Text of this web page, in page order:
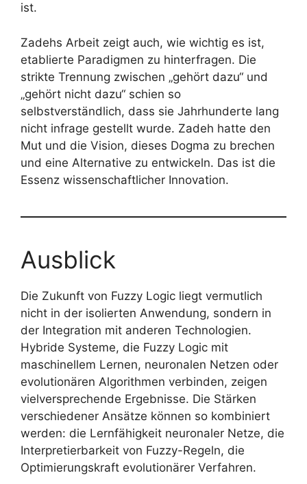
ist.
Zadehs Arbeit zeigt auch, wie wichtig es ist,
etablierte Paradigmen zu hinterfragen. Die
strikte Trennung zwischen „gehört dazu“ und
„gehört nicht dazu“ schien so
selbstverständlich, dass sie Jahrhunderte lang
nicht infrage gestellt wurde. Zadeh hatte den
Mut und die Vision, dieses Dogma zu brechen
und eine Alternative zu entwickeln. Das ist die
Essenz wissenschaftlicher Innovation.
Ausblick
Die Zukunft von Fuzzy Logic liegt vermutlich
nicht in der isolierten Anwendung, sondern in
der Integration mit anderen Technologien.
Hybride Systeme, die Fuzzy Logic mit
maschinellem Lernen, neuronalen Netzen oder
evolutionären Algorithmen verbinden, zeigen
vielversprechende Ergebnisse. Die Stärken
verschiedener Ansätze können so kombiniert
werden: die Lernfähigkeit neuronaler Netze, die
Interpretierbarkeit von Fuzzy-Regeln, die
Optimierungskraft evolutionärer Verfahren.